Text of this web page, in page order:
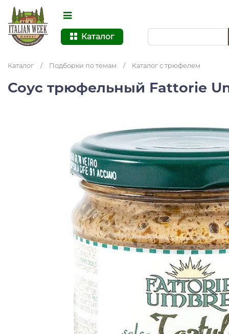
Каталог
Каталог / Подборки по темам / Каталог с трюфелем
Соус трюфельный Fattorie